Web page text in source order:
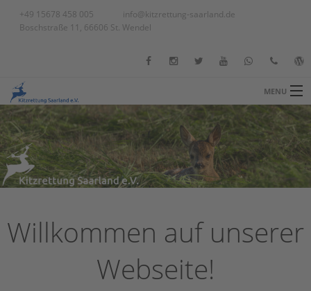
+49 15678 458 005
info@kitzrettung-saarland.de
Boschstraße 11, 66606 St. Wendel
MENU
STARTSEITE
BLOG
ÜBER UNS
SPENDEN
Willkommen auf unserer
Webseite!